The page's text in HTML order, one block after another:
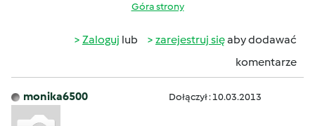
Góra strony
Zaloguj lub zarejestruj sięaby dodawać
komentarze
monika6500 Dołączył : 10.03.2013